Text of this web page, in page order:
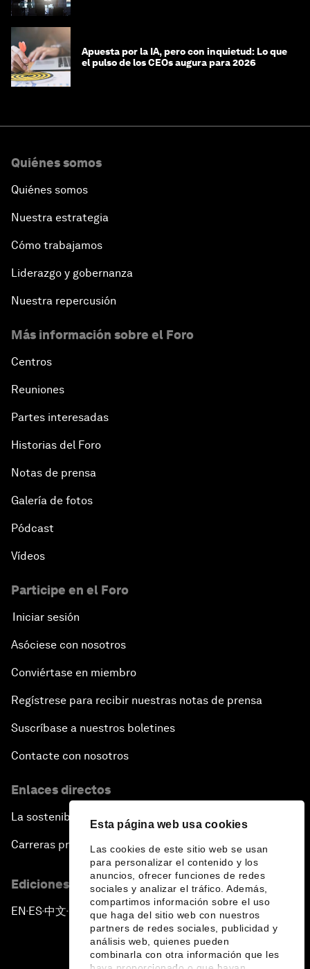
Esta página web usa cookies
Las cookies de este sitio web se usan
para personalizar el contenido y los
anuncios, ofrecer funciones de redes
sociales y analizar el tráfico. Además,
compartimos información sobre el uso
que haga del sitio web con nuestros
partners de redes sociales, publicidad y
análisis web, quienes pueden
combinarla con otra información que les
Apuesta por la IA, pero con inquietud: Lo que
el pulso de los CEOs augura para 2026
Quiénes somos
Quiénes somos
Nuestra estrategia
Cómo trabajamos
Liderazgo y gobernanza
Nuestra repercusión
Más información sobre el Foro
Centros
Reuniones
Partes interesadas
Historias del Foro
Notas de prensa
Galería de fotos
Pódcast
Vídeos
Participe en el Foro
Iniciar sesión
Asóciese con nosotros
Conviértase en miembro
Regístrese para recibir nuestras notas de prensa
Suscríbase a nuestros boletines
Contacte con nosotros
Enlaces directos
La sostenibilidad en el Foro
Carreras profesionales
Ediciones en otros idiomas
EN ▪ ES▪中文▪ 日本語